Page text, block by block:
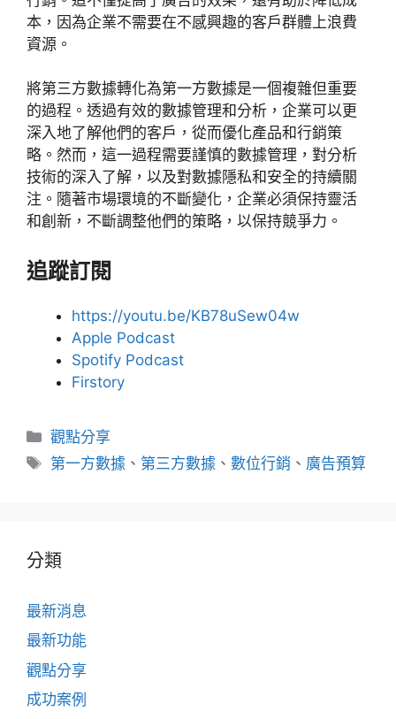
本，因為企業不需要在不感興趣的客戶群體上浪費
資源。
將第三方數據轉化為第一方數據是一個複雜但重要
的過程。透過有效的數據管理和分析，企業可以更
深入地了解他們的客戶，從而優化產品和行銷策
略。然而，這一過程需要謹慎的數據管理，對分析
技術的深入了解，以及對數據隱私和安全的持續關
注。隨著市場環境的不斷變化，企業必須保持靈活
和創新，不斷調整他們的策略，以保持競爭力。
追蹤訂閱
https://youtu.be/KB78uSew04w
Apple Podcast
Spotify Podcast
Firstory
分
類
觀點分享
標
第一方數據 、 第三方數據 、數位行銷 、 廣告預算
分類
最新消息
最新功能
觀點分享
成功案例